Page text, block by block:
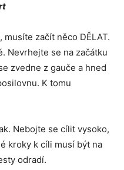
začít něco DĚLAT.
Nevrhejte se na začátku
zvedne z gauče a hned
K tomu
Nebojte se cílit vysoko,
kroky k cíli musí být na
odradí.